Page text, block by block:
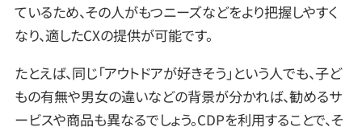
ているため、その人がもつニーズなどをより把握しやすく
なり、適したCXの提供が可能です。
たとえば、同じ「アウトドアが好きそう」という人でも、子ど
もの有無や男女の違いなどの背景が分かれば、勧めるサ
ービスや商品も異なるでしょう。CDPを利用することで、そ